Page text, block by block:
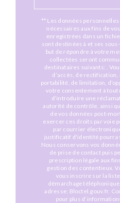
** Les données
nécessaires aux fins de
enregistrées dans un
sont destinées à et ses
but de répondre à votre
collectées seront
destinataires suivants: .
d’accès, de rectification,
portabilité, de limitation,
votre consentement à
d’introduire une
autorité de contrôle, ainsi
de vos données post-
exercer ces droits par voie
par courrier
justificatif d'identité pourra
Nous conservons vos
de prise de contact puis
prescription légale aux
gestion des contentieux.
vous inscrire sur la
démarchage
adresse: Bloctel.gouv.fr .
pour plus